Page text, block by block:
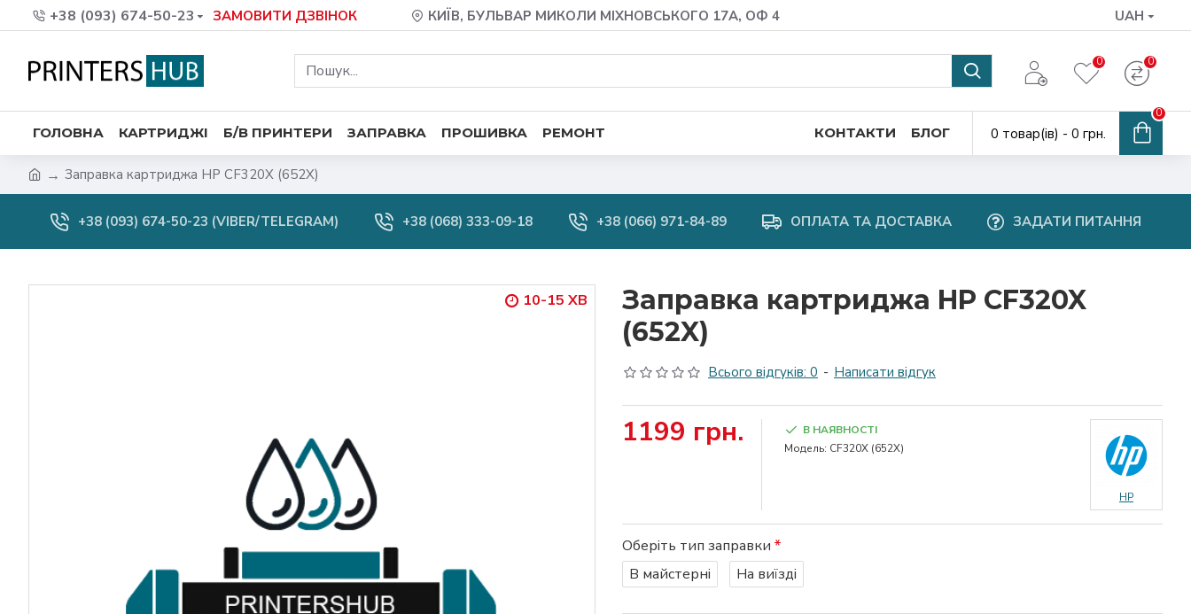
+38 (093) 674-50-23 ЗАМОВИТИ ДЗВІНОК КИЇВ, БУЛЬВАР МИКОЛИ МІХНОВСЬКОГО 17А, ОФ 4 UAH
0 0
ГОЛОВНА КАРТРИДЖІ Б/В ПРИНТЕРИ ЗАПРАВКА ПРОШИВКА РЕМОНТ КОНТАКТИ БЛОГ 0 товар(ів) - 0 грн.
0
Заправка картриджа HP CF320X (652X)
+38 (093) 674-50-23 (VIBER/TELEGRAM) +38 (068) 333-09-18 +38 (066) 971-84-89 ОПЛАТА ТА ДОСТАВКА ЗАДАТИ ПИТАННЯ
10-15 ХВ
Заправка картриджа HP CF320X
(652X)
Всього відгуків: 0 - Написати відгук
1199 грн.
В НАЯВНОСТІ
Модель: CF320X (652X)
HP
Оберіть тип заправки
В майстерні
На виїзді